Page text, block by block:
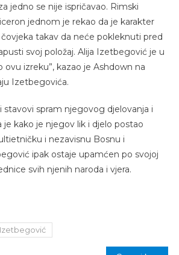
jedno se nije ispričavao. Rimski
jednom je rekao da je karakter
takav da neće pokleknuti pred
svoj položaj. Alija Izetbegović je u
izreku”, kazao je Ashdown na
Izetbegovića.
stavovi spram njegovog djelovanja i
je kako je njegov lik i djelo postao
i nezavisnu Bosnu i
ipak ostaje upamćen po svojoj
svih njenih naroda i vjera.